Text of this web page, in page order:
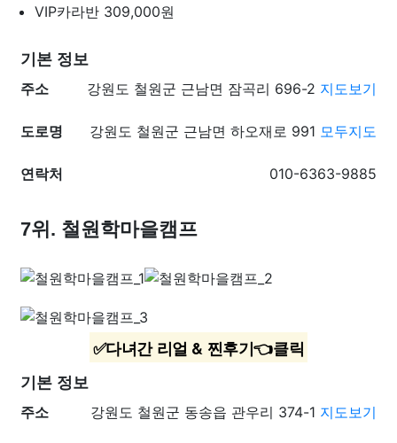
VIP카라반 309,000원
기본 정보
주소
강원도 철원군 근남면 잠곡리 696-2 지도보기
도로명 강원도 철원군 근남면 하오재로 991 모두지도
연락처 010-6363-9885
7위. 철원학마을캠프
✅다녀간 리얼 & 찐후기👈클릭
기본 정보
주소
강원도 철원군 동송읍 관우리 374-1 지도보기